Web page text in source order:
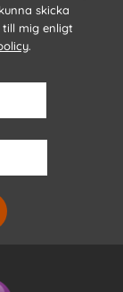
skicka
mig enligt
.